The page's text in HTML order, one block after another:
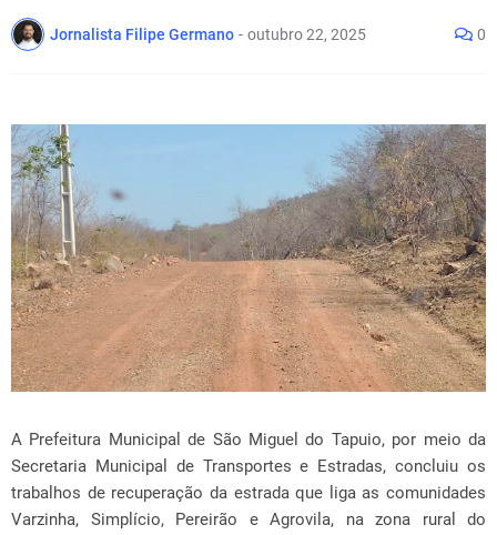
Jornalista Filipe Germano - outubro 22, 2025 0
A Prefeitura Municipal de São Miguel do Tapuio, por meio da
Secretaria Municipal de Transportes e Estradas, concluiu os
trabalhos de recuperação da estrada que liga as comunidades
Varzinha, Simplício, Pereirão e Agrovila, na zona rural do